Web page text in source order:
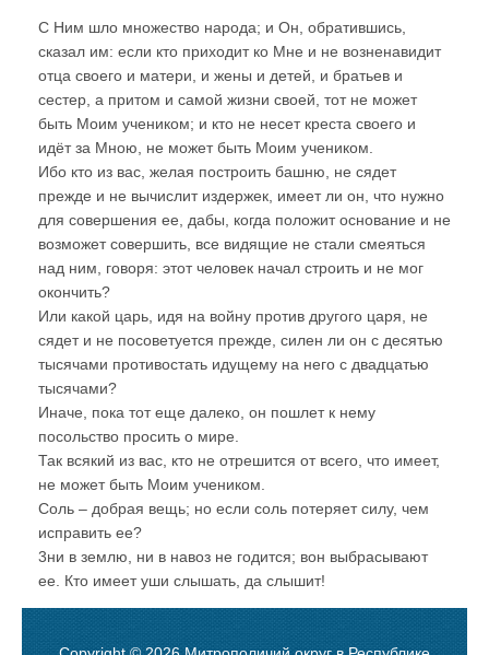
С Ним шло множество народа; и Он, обратившись,
сказал им: если кто приходит ко Мне и не возненавидит
отца своего и матери, и жены и детей, и братьев и
сестер, а притом и самой жизни своей, тот не может
быть Моим учеником; и кто не несет креста своего и
идёт за Мною, не может быть Моим учеником.
Ибо кто из вас, желая построить башню, не сядет
прежде и не вычислит издержек, имеет ли он, что нужно
для совершения ее, дабы, когда положит основание и не
возможет совершить, все видящие не стали смеяться
над ним, говоря: этот человек начал строить и не мог
окончить?
Или какой царь, идя на войну против другого царя, не
сядет и не посоветуется прежде, силен ли он с десятью
тысячами противостать идущему на него с двадцатью
тысячами?
Иначе, пока тот еще далеко, он пошлет к нему
посольство просить о мире.
Так всякий из вас, кто не отрешится от всего, что имеет,
не может быть Моим учеником.
Соль – добрая вещь; но если соль потеряет силу, чем
исправить ее?
3ни в землю, ни в навоз не годится; вон выбрасывают
ее. Кто имеет уши слышать, да слышит!